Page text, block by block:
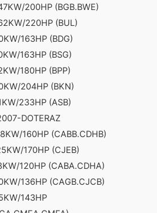
200HP (BGB.BWE)
220HP (BUL)
163HP (BDG)
163HP (BSG)
180HP (BPP)
204HP (BKN)
233HP (ASB)
DOTERAZ
160HP (CABB.CDHB)
170HP (CJEB)
120HP (CABA.CDHA)
136HP (CAGB.CJCB)
143HP